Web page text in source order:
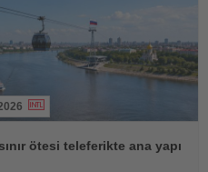
ötesi teleferikte ana yapı